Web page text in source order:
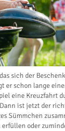
sich der
er schon lange
eine Kreuzfahrt
ist jetzt der
Sümmchen
erfüllen oder